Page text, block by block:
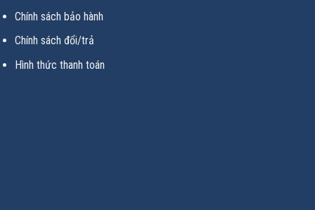
Chính sách bảo hành
Chính sách đổi/trả
Hình thức thanh toán